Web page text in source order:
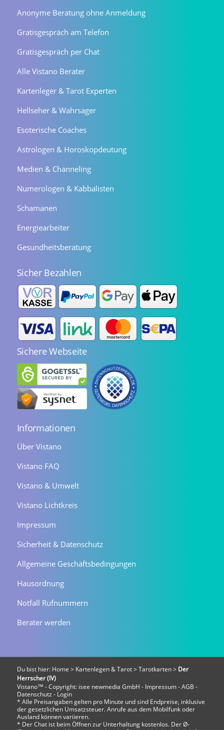
Anonyme Beratung ohne Anmeldung
Gratisgespräch am Telefon
Gratisgespräch per Chat
Alle Vistano Berater
Kartenleger & Tarot Experten
Hellseher & Wahrsager
Esoterische Coaches
Astrologen & Horoskopdeutung
Medien & Channeling
Numerologen & Kabbalisten
Schamanen
Energiearbeiter
Gesundheitsberatung
Sicher Bezahlen
Sichere Webseite
Informationen
Über Vistano
Vistano FAQ
Vistano & Umwelt
Vistano Lichtkreis
Impressum
Sicherheit & Datenschutz
Allgemeine Geschäftsbedingungen
Hausordnung
Notfall Rufnummern
Berater werden
Du bist hier: Home > Kartenlegen & Tarot> Tarotkarten> Der
Herrscher (IV)
Vistano™ - Copyright: isee newmedia GmbH - Impressum-AGB -
Datenschutz - Login
* Alle Preisangaben gelten pro Minute und sind Endpreise, inklusive
der gesetzlichen Umsatzsteuer. Anrufe aus dem Mobilfunk oder
Ausland können variieren.
* Der Chat ist beim Öffnen zur Unterhaltung kostenlos. Der Ø-